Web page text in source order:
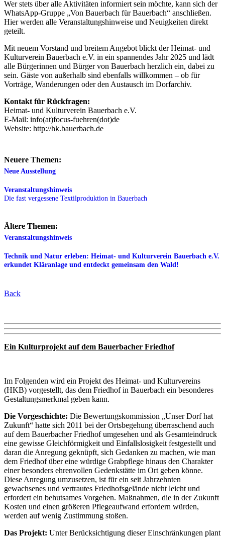
Wer stets über alle Aktivitäten informiert sein möchte, kann sich der
WhatsApp-Gruppe „Von Bauerbach für Bauerbach“ anschließen.
Hier werden alle Veranstaltungshinweise und Neuigkeiten direkt
geteilt.
Mit neuem Vorstand und breitem Angebot blickt der Heimat- und
Kulturverein Bauerbach e.V. in ein spannendes Jahr 2025 und lädt
alle Bürgerinnen und Bürger von Bauerbach herzlich ein, dabei zu
sein. Gäste von außerhalb sind ebenfalls willkommen – ob für
Vorträge, Wanderungen oder den Austausch im Dorfarchiv.
Kontakt für Rückfragen:
Heimat- und Kulturverein Bauerbach e.V.
E-Mail: info(at)focus-fuehren(dot)de
Website: http://hk.bauerbach.de
Neuere Themen:
Neue Ausstellung
Veranstaltungshinweis
Die fast vergessene Textilproduktion in Bauerbach
Ältere Themen:
Veranstaltungshinweis
Technik und Natur erleben: Heimat- und Kulturverein Bauerbach e.V.
erkundet Kläranlage und entdeckt gemeinsam den Wald!
Back
Ein Kulturprojekt auf dem Bauerbacher Friedhof
Im Folgenden wird ein Projekt des Heimat- und Kulturvereins
(HKB) vorgestellt, das dem Friedhof in Bauerbach ein besonderes
Gestaltungsmerkmal geben kann.
Die Vorgeschichte: Die Bewertungskommission „Unser Dorf hat
Zukunft“ hatte sich 2011 bei der Ortsbegehung überraschend auch
auf dem Bauerbacher Friedhof umgesehen und als Gesamteindruck
eine gewisse Gleichförmigkeit und Einfallslosigkeit festgestellt und
daran die Anregung geknüpft, sich Gedanken zu machen, wie man
dem Friedhof über eine würdige Grabpflege hinaus den Charakter
einer besonders ehrenvollen Gedenkstätte im Ort geben könne.
Diese Anregung umzusetzen, ist für ein seit Jahrzehnten
gewachsenes und vertrautes Friedhofsgelände nicht leicht und
erfordert ein behutsames Vorgehen. Maßnahmen, die in der Zukunft
Kosten und einen größeren Pflegeaufwand erfordern würden,
werden auf wenig Zustimmung stoßen.
Das Projekt: Unter Berücksichtigung dieser Einschränkungen plant